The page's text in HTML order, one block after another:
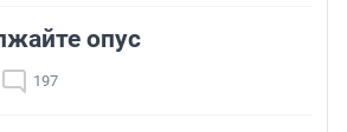
опус
197